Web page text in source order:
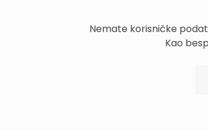
Nemate korisničke
Kao